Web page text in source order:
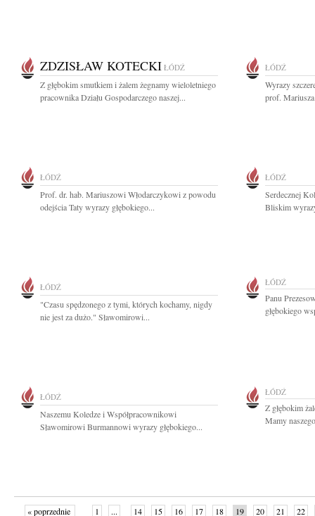
ZDZISŁAW KOTECKI ŁÓDŹ
Z głębokim smutkiem i żalem żegnamy wieloletniego
pracownika Działu Gospodarczego naszej...
ŁÓDŹ
Wyrazy
prof.
ŁÓDŹ
Prof. dr. hab. Mariuszowi Włodarczykowi z powodu
odejścia Taty wyrazy głębokiego...
ŁÓDŹ
Serdecznej
Bliskim
ŁÓDŹ
"Czasu spędzonego z tymi, których kochamy, nigdy
nie jest za dużo." Sławomirowi...
ŁÓDŹ
Panu
głębokiego
ŁÓDŹ
Naszemu Koledze i Współpracownikowi
Sławomirowi Burmannowi wyrazy głębokiego...
ŁÓDŹ
Z głębokim
Mamy
« poprzednie 1 ... 14 15 16 17 18 19 20 21 22